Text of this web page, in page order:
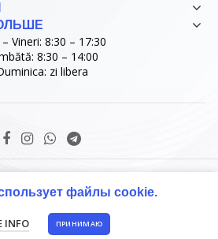
Vineri: 8:30 – 17:30
8:30 – 14:00
zi libera
Звонок
файлы cookie.
INFO ПРИНИМАЮ